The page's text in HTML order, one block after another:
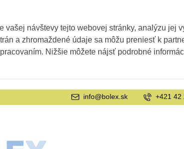
info@bolex.sk +421 42
vašej návštevy tejto webovej stránky, analýzu
a zhromaždené údaje sa môžu preniesť k
Nižšie môžete nájsť podrobné